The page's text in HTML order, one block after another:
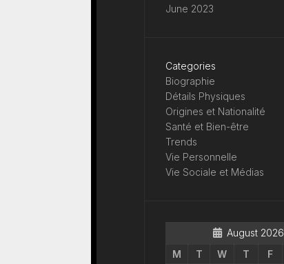
June 2023
Categories
Biographie
Détails Physiques
Origines et Nationalité
Santé et Bien-être
Trends
Vie Personnelle
Vie Sociale et Médias
August 2026
M
T W T F